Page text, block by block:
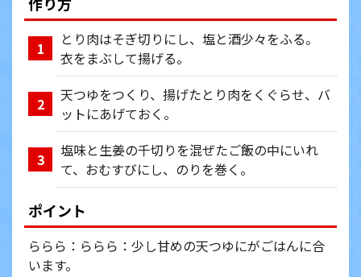
1
とり肉はそぎ切りにし、塩と酒少々をふる。
衣をまぶして揚げる。
2
天つゆをつくり、揚げたとり肉をくぐらせ、バ
ットにあげておく。
3
塩味と生姜の千切りを混ぜたご飯の中にいれ
て、おむすびにし、のりを巻く。
ポイント
ららら：ららら：少し甘めの天つゆにがごはんに合
います。